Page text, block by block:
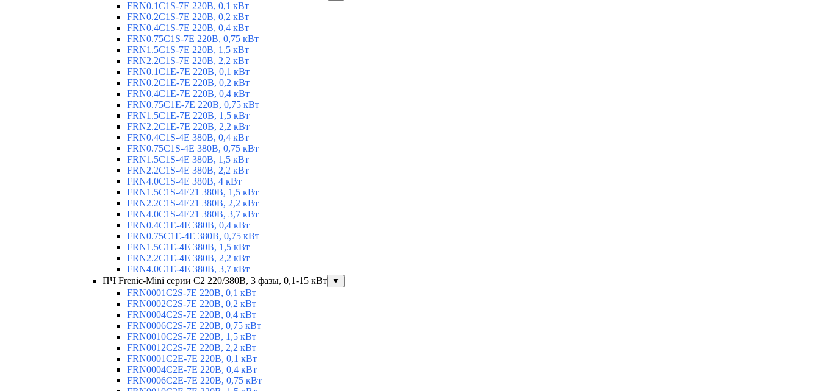
FRN0.1C1S-7E 220В, 0,1 кВт
FRN0.2C1S-7E 220В, 0,2 кВт
FRN0.4C1S-7E 220В, 0,4 кВт
FRN0.75C1S-7E 220В, 0,75 кВт
FRN1.5C1S-7E 220В, 1,5 кВт
FRN2.2C1S-7E 220В, 2,2 кВт
FRN0.1C1E-7E 220В, 0,1 кВт
FRN0.2C1E-7E 220В, 0,2 кВт
FRN0.4C1E-7E 220В, 0,4 кВт
FRN0.75C1E-7E 220В, 0,75 кВт
FRN1.5C1E-7E 220В, 1,5 кВт
FRN2.2C1E-7E 220В, 2,2 кВт
FRN0.4C1S-4E 380В, 0,4 кВт
FRN0.75C1S-4E 380В, 0,75 кВт
FRN1.5C1S-4E 380В, 1,5 кВт
FRN2.2C1S-4E 380В, 2,2 кВт
FRN4.0C1S-4E 380В, 4 кВт
FRN1.5C1S-4E21 380В, 1,5 кВт
FRN2.2C1S-4E21 380В, 2,2 кВт
FRN4.0C1S-4E21 380В, 3,7 кВт
FRN0.4C1E-4E 380В, 0,4 кВт
FRN0.75C1E-4E 380В, 0,75 кВт
FRN1.5C1E-4E 380В, 1,5 кВт
FRN2.2C1E-4E 380В, 2,2 кВт
FRN4.0C1E-4E 380В, 3,7 кВт
ПЧ Frenic-Mini серии С2 220/380В, 3 фазы, 0,1-15 кВт
▼
FRN0001C2S-7E 220В, 0,1 кВт
FRN0002C2S-7E 220В, 0,2 кВт
FRN0004C2S-7E 220В, 0,4 кВт
FRN0006C2S-7E 220В, 0,75 кВт
FRN0010C2S-7E 220В, 1,5 кВт
FRN0012C2S-7E 220В, 2,2 кВт
FRN0001C2E-7E 220В, 0,1 кВт
FRN0004C2E-7E 220В, 0,4 кВт
FRN0006C2E-7E 220В, 0,75 кВт